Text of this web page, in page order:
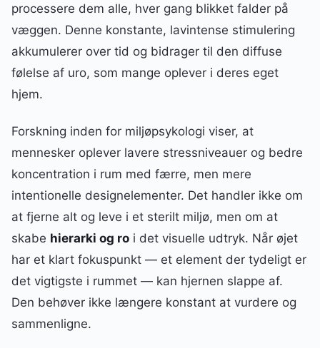
processere dem alle, hver gang blikket falder på
væggen. Denne konstante, lavintense stimulering
akkumulerer over tid og bidrager til den diffuse
følelse af uro, som mange oplever i deres eget
hjem.
Forskning inden for miljøpsykologi viser, at
mennesker oplever lavere stressniveauer og bedre
koncentration i rum med færre, men mere
intentionelle designelementer. Det handler ikke om
at fjerne alt og leve i et sterilt miljø, men om at
skabe hierarki og ro i det visuelle udtryk. Når øjet
har et klart fokuspunkt — et element der tydeligt er
det vigtigste i rummet — kan hjernen slappe af.
Den behøver ikke længere konstant at vurdere og
sammenligne.